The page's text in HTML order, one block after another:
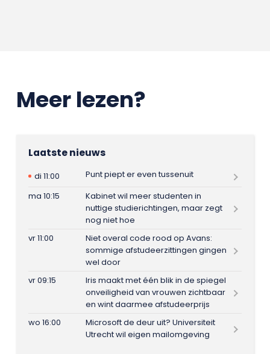
Meer lezen?
Laatste nieuws
di 11:00
Punt piept er even tussenuit
ma 10:15
Kabinet wil meer studenten in
nuttige studierichtingen, maar zegt
nog niet hoe
vr 11:00
Niet overal code rood op Avans:
sommige afstudeerzittingen gingen
wel door
vr 09:15
Iris maakt met één blik in de spiegel
onveiligheid van vrouwen zichtbaar
en wint daarmee afstudeerprijs
wo 16:00
Microsoft de deur uit? Universiteit
Utrecht wil eigen mailomgeving